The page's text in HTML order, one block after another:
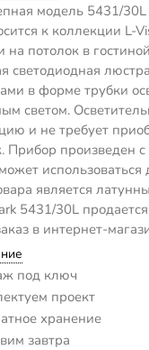
модель 5431/
к коллекции L-
на потолок в
светодиодная
в форме трубки
светом.
и не требует
Прибор произведен
является
5431/30L
в интернет-
под ключ
проект
хранение
завтра